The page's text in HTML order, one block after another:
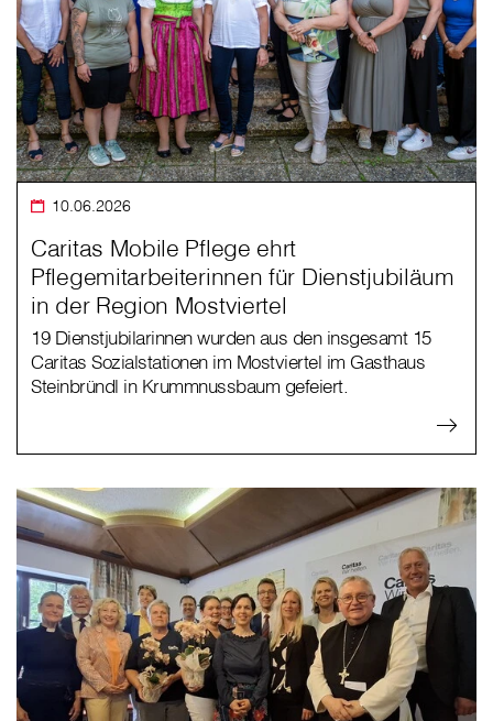
10.06.2026
Caritas Mobile Pflege ehrt
Pflegemitarbeiterinnen für Dienstjubiläum
in der Region Mostviertel
19 Dienstjubilarinnen wurden aus den insgesamt 15
Caritas Sozialstationen im Mostviertel im Gasthaus
Steinbründl in Krummnussbaum gefeiert.